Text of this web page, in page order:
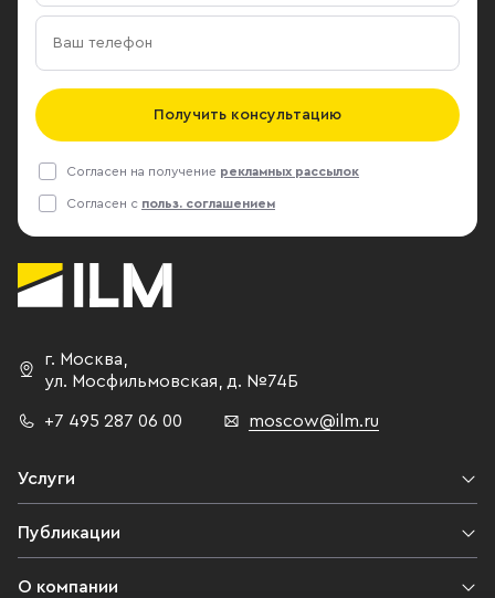
Получить консультацию
Согласен на получение рекламных рассылок
Согласен с польз. соглашением
г. Москва
ул. Мосфильмовская,
д. №74Б
+7 495 287 06 00 moscow@ilm.ru
Услуги
Публикации
О компании